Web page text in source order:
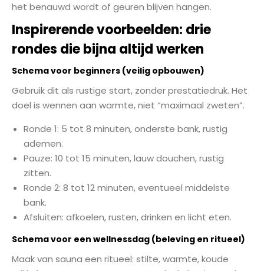
het benauwd wordt of geuren blijven hangen.
Inspirerende voorbeelden: drie
rondes die bijna altijd werken
Schema voor beginners (veilig opbouwen)
Gebruik dit als rustige start, zonder prestatiedruk. Het
doel is wennen aan warmte, niet “maximaal zweten”.
Ronde 1: 5 tot 8 minuten, onderste bank, rustig
ademen.
Pauze: 10 tot 15 minuten, lauw douchen, rustig
zitten.
Ronde 2: 8 tot 12 minuten, eventueel middelste
bank.
Afsluiten: afkoelen, rusten, drinken en licht eten.
Schema voor een wellnessdag (beleving en ritueel)
Maak van sauna een ritueel: stilte, warmte, koude